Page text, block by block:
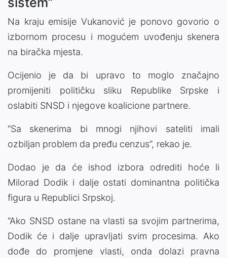
Na kraju emisije Vukanović je ponovo govorio o
izbornom procesu i mogućem uvođenju skenera
na biračka mjesta.
Ocijenio je da bi upravo to moglo značajno
promijeniti političku sliku Republike Srpske i
oslabiti SNSD i njegove koalicione partnere.
“Sa skenerima bi mnogi njihovi sateliti imali
ozbiljan problem da pređu cenzus”, rekao je.
Dodao je da će ishod izbora odrediti hoće li
Milorad Dodik i dalje ostati dominantna politička
figura u Republici Srpskoj.
“Ako SNSD ostane na vlasti sa svojim partnerima,
Dodik će i dalje upravljati svim procesima. Ako
dođe do promjene vlasti, onda dolazi pravna